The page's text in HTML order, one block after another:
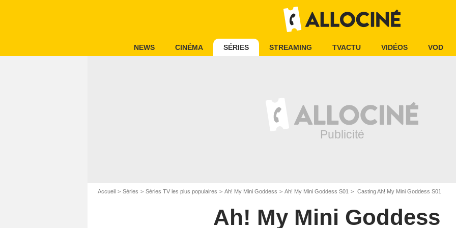
NEWS CINÉMA SÉRIES STREAMING TVACTU VIDÉOS VOD
Accueil Séries Séries TV les plus populaires Ah! My Mini Goddess Ah! My Mini Goddess S01 Casting Ah! My Mini Goddess S01
Ah! My Mini Goddess